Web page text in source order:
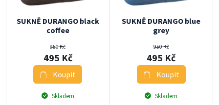
SUKNĚ DURANGO black
coffee
950 Kč
495 Kč
Koupit
Skladem
SUKNĚ DURANGO blue
grey
950 Kč
495 Kč
Koupit
Skladem